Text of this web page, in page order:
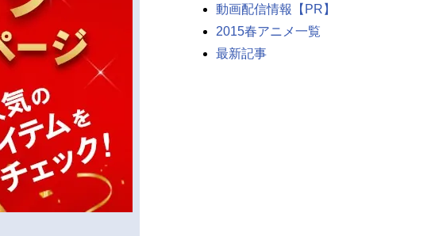
動画配信情報【PR】
2015春アニメ一覧
最新記事